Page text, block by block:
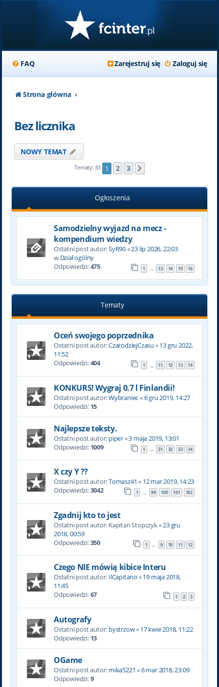
FAQ Zaloguj się
Zarejestruj się
Strona główna
Bez licznika
NOWY TEMAT
Tematy: 63 1 2 3
Ogłoszenia
Samodzielny wyjazd na mecz -
kompendium wiedzy
Ostatni post autor:SyR90«23 lip 2026, 22:03
w Dział ogólny
Odpowiedzi:475 1 … 13 14 15 16
Tematy
Oceń swojego poprzednika
Ostatni post autor:CzarodziejCzasu «13 gru 2022,
11:52
Odpowiedzi:404 1 … 11 12 13 14
KONKURS! Wygraj 0.7 l Finlandii!
Ostatni post autor:Wybraniec«6 gru 2019, 14:27
Odpowiedzi: 15
Najlepsze teksty.
Ostatni post autor: piper«3 maja 2019, 13:01
Odpowiedzi: 1009 1 … 31 32 33 34
X czy Y ??
Ostatni post autor:Tomasz41 « 12 mar 2019, 14:23
Odpowiedzi:3042 1 … 99 100 101 102
Zgadnij kto to jest
Ostatni post autor: Kapitan Stopczyk«23 gru
2018, 00:59
Odpowiedzi:350 1 … 9 10 11 12
Czego NIE mówią kibice Interu
Ostatni post autor: IlCapitano «19 maja 2018,
11:45
Odpowiedzi:67 1 2 3
Autografy
Ostatni post autor: bystrzow« 17 kwie 2018, 11:22
Odpowiedzi: 13
OGame
Ostatni post autor: mika5221 «6 mar 2018, 23:09
Odpowiedzi:9